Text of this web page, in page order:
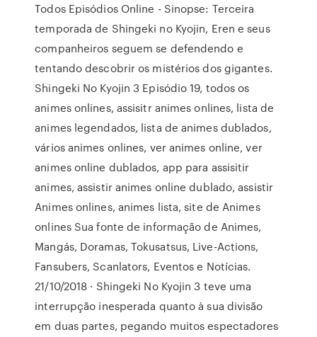
Todos Episódios Online - Sinopse: Terceira
temporada de Shingeki no Kyojin, Eren e seus
companheiros seguem se defendendo e
tentando descobrir os mistérios dos gigantes.
Shingeki No Kyojin 3 Episódio 19, todos os
animes onlines, assisitr animes onlines, lista de
animes legendados, lista de animes dublados,
vários animes onlines, ver animes online, ver
animes online dublados, app para assisitir
animes, assistir animes online dublado, assistir
Animes onlines, animes lista, site de Animes
onlines Sua fonte de informação de Animes,
Mangás, Doramas, Tokusatsus, Live-Actions,
Fansubers, Scanlators, Eventos e Notícias.
21/10/2018 · Shingeki No Kyojin 3 teve uma
interrupção inesperada quanto à sua divisão
em duas partes, pegando muitos espectadores